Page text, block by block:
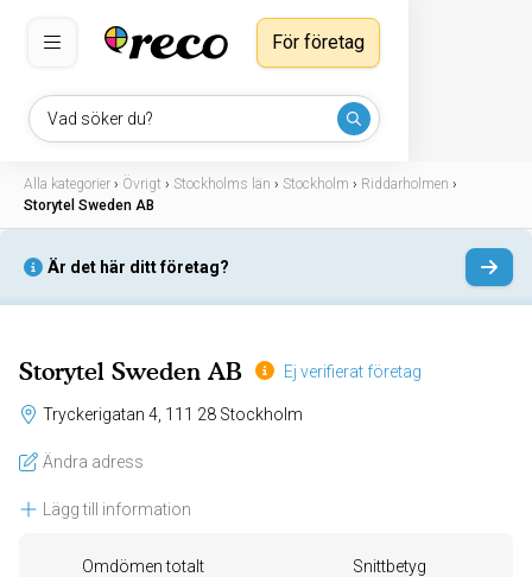
Vad söker du?
För företag
Alla kategorier › Övrigt › Stockholms län › Stockholm › Riddarholmen ›
Storytel Sweden AB
Är det här ditt företag?
Storytel Sweden AB Ej verifierat företag
Tryckerigatan 4, 111 28 Stockholm
Ändra adress
Lägg till information
Omdömen totalt
Snittbetyg